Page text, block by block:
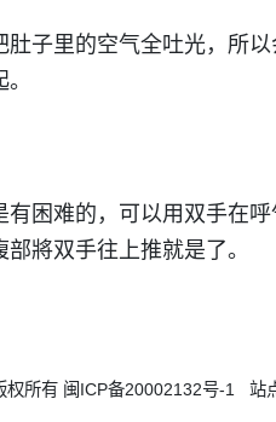
子里的空气全吐光，所
困难的，可以用双手在
將双手往上推就是了。
权所有 闽ICP备20002132号-1 站